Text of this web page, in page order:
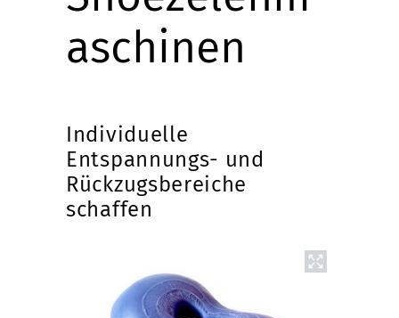
aschinen
Individuelle
Entspannungs- und
Rückzugsbereiche
schaffen